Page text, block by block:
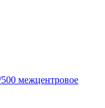
межцентровое